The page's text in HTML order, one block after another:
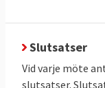
Slutsatser
Vid varje möte
slutsatser.